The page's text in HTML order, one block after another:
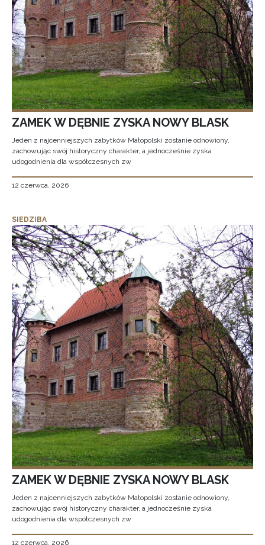
ZAMEK W DĘBNIE ZYSKA NOWY BLASK
Jeden z najcenniejszych zabytków Małopolski zostanie odnowiony,
zachowując swój historyczny charakter, a jednocześnie zyska
udogodnienia dla współczesnych zw
12 czerwca, 2026
SIEDZIBA
ZAMEK W DĘBNIE ZYSKA NOWY BLASK
Jeden z najcenniejszych zabytków Małopolski zostanie odnowiony,
zachowując swój historyczny charakter, a jednocześnie zyska
udogodnienia dla współczesnych zw
12 czerwca, 2026